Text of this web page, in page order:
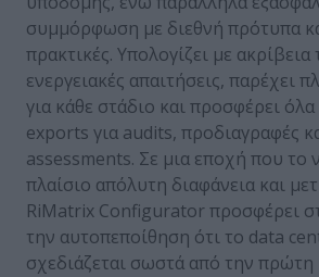
συμμόρφωση με διεθνή πρότυπα
πρακτικές. Υπολογίζει με ακρίβεια
ενεργειακές απαιτήσεις, παρέχει
για κάθε στάδιο και προσφέρει
exports για audits, προδιαγραφές
assessments. Σε μια εποχή που το
πλαίσιο απόλυτη διαφάνεια και
RiMatrix Configurator προσφέρει
την αυτοπεποίθηση ότι το data
σχεδιάζεται σωστά από την πρώτη